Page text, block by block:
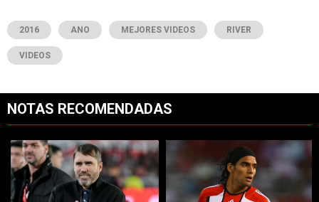
2016 ANO MEJORES VIDEOS RIVER
VIDEOS
NOTAS RECOMENDADAS
Un artículo de tendencia con el título "Dos debuts y un regreso
Un artículo de tendencia con el